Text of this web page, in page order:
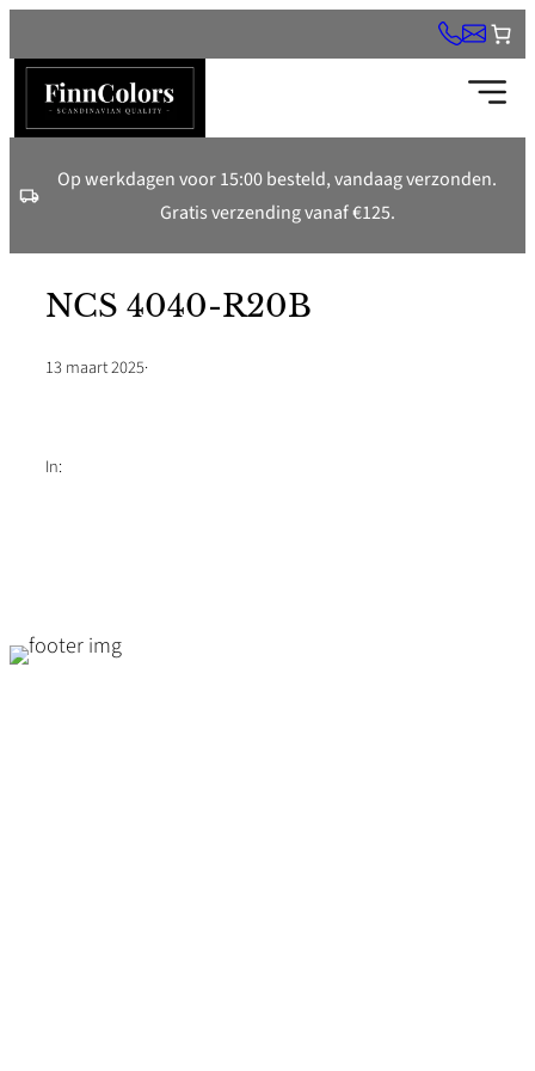
naar
inhoud
Op werkdagen voor 15:00 besteld, vandaag verzonden.
Gratis verzending vanaf €125.
NCS 4040-R20B
13 maart 2025·
In: